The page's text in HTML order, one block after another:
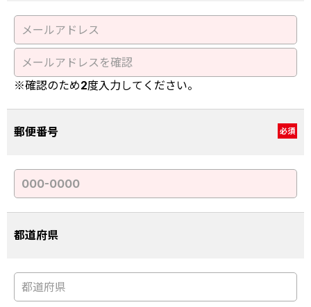
※確認のため2度入力してください。
郵便番号 必須
都道府県